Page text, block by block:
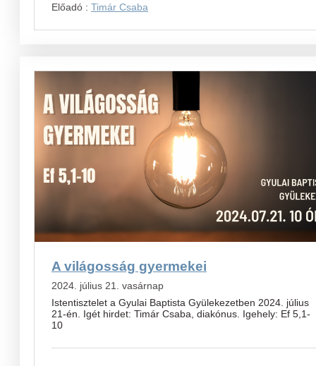
Előadó : Timár Csaba
A világosság gyermekei
2024. július 21. vasárnap
Istentisztelet a Gyulai Baptista Gyülekezetben 2024. július
21-én. Igét hirdet: Timár Csaba, diakónus. Igehely: Ef 5,1-
10